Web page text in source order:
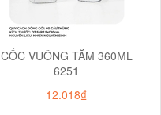
CỐC VUÔNG TĂM 360ML
6251
12.018₫